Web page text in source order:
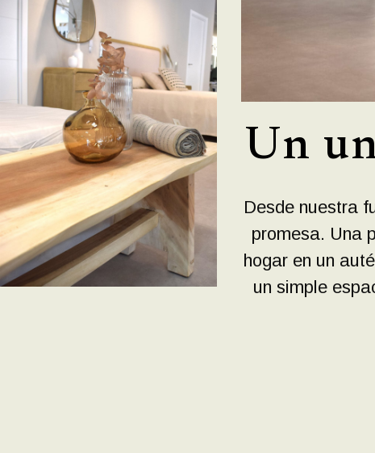
Un
Desde nuestra
promesa. Una
hogar en un
un simple